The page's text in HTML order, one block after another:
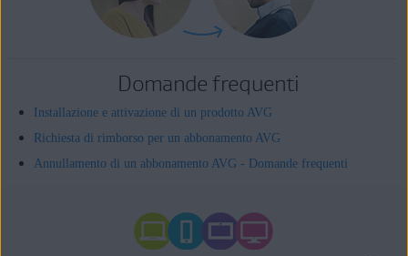
Domande frequenti
Installazione e attivazione di un prodotto AVG
Richiesta di rimborso per un abbonamento AVG
Annullamento di un abbonamento AVG - Domande frequenti